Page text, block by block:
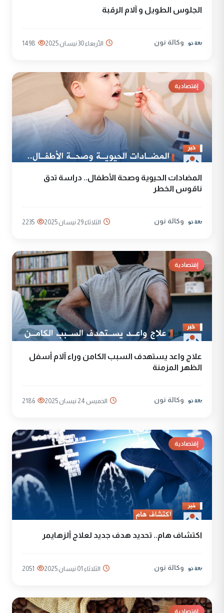
الجلوس الطويل و آلام الرقبة
وكالة نون الأربعاء 30 نيسان 2025 1498
إقتصادية
المضادات الحيوية وصحة الأطفال.. دراسة تدق
ناقوس الخطر
وكالة نون الثلاثاء 29 نيسان 2025 2235
إقتصادية
علاج واعد يستهدف السبب الكامن وراء آلام أسفل
الظهر المزمنة
وكالة نون الخميس 24 نيسان 2025 2186
إقتصادية
اكتشاف هام.. تحديد هدف جديد لعلاج ألزهايمر
وكالة نون الثلاثاء 01 نيسان 2025 2051
إقتصادية